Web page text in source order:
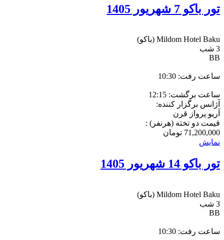
تور باکو 7 شهریور 1405
Mildom Hotel Baku (باکو)
3 شب
BB
ساعت رفت: 10:30
ساعت برگشت: 12:15
آژانس برگزار کننده:
آریو پرواز قرن
قیمت دو تخته (هرنفر) :
71,200,000 تومان
نمایش
تور باکو 14 شهریور 1405
Mildom Hotel Baku (باکو)
3 شب
BB
ساعت رفت: 10:30